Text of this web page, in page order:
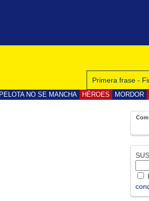
Primera frase -
NO SE MANCHA HÉROES MORDOR